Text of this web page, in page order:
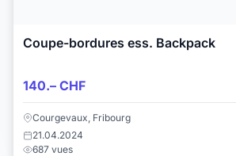
Coupe-bordures ess. Backpack
140.– CHF
Courgevaux, Fribourg
21.04.2024
687 vues